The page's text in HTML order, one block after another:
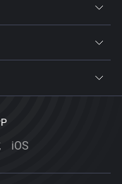
iOS